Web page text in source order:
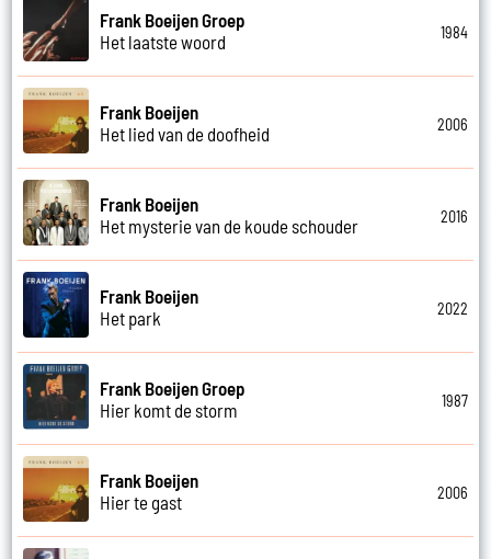
Frank Boeijen Groep
Het laatste woord
1984
Frank Boeijen
Het lied van de doofheid
2006
Frank Boeijen
Het mysterie van de koude schouder
2016
Frank Boeijen
Het park
2022
Frank Boeijen Groep
Hier komt de storm
1987
Frank Boeijen
Hier te gast
2006